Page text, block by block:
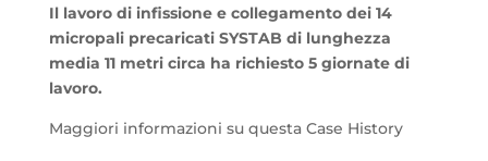
Il lavoro di infissione e collegamento dei 14
micropali precaricati SYSTAB di lunghezza
media 11 metri circa ha richiesto 5 giornate di
lavoro.
Maggiori informazioni su questa Case History